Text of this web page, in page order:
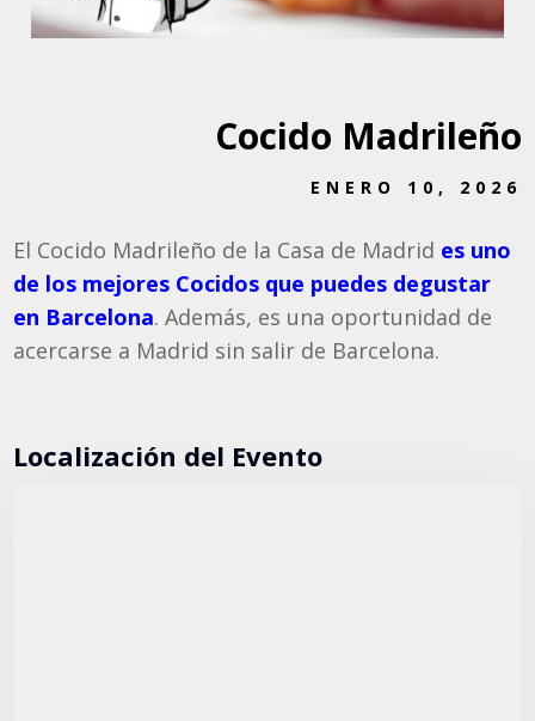
Cocido Madrileño
ENERO 10, 2026
El Cocido Madrileño de la Casa de Madrid es uno
de los mejores Cocidos que puedes degustar
en Barcelona. Además, es una oportunidad de
acercarse a Madrid sin salir de Barcelona.
Localización del Evento